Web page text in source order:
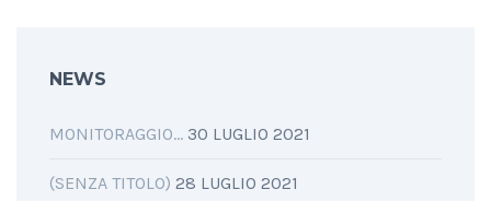
NEWS
MONITORAGGIO… 30 LUGLIO 2021
(SENZA TITOLO) 28 LUGLIO 2021